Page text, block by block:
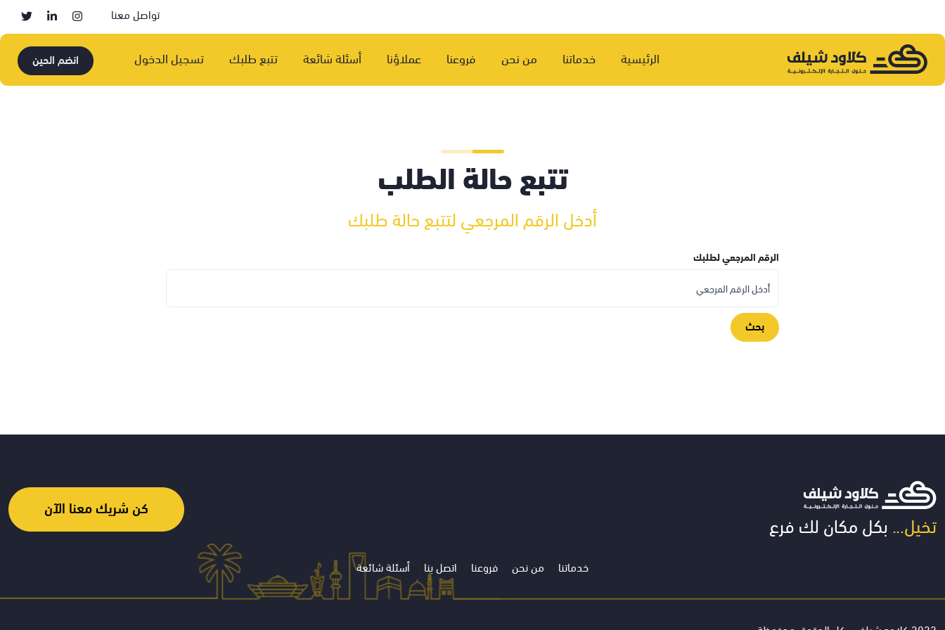
تواصل معنا
انضم الحين الرئيسية خدماتنا من نحن فروعنا عملاؤنا أسئلة شائعة تتبع طلبك تسجيل الدخول
تتبع حالة الطلب
أدخل الرقم المرجعي لتتبع حالة طلبك
الرقم المرجعي لطلبك
بحث
تخيل...بكل مكان لك فرع
كن شريك معنا الآن
خدماتنا من نحن فروعنا اتصل بنا أسئلة شائعة